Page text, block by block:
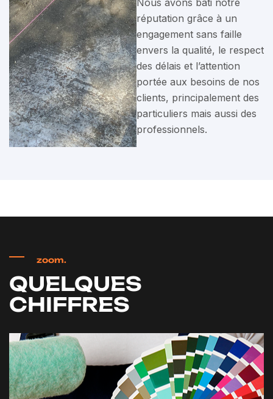
Nous avons bâti notre
réputation grâce à un
engagement sans faille
envers la qualité, le respect
des délais et l’attention
portée aux besoins de nos
clients, principalement des
particuliers mais aussi des
professionnels.
zoom.
QUELQUES
CHIFFRES